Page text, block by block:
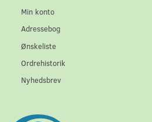
Min konto
Adressebog
Ønskeliste
Ordrehistorik
Nyhedsbrev